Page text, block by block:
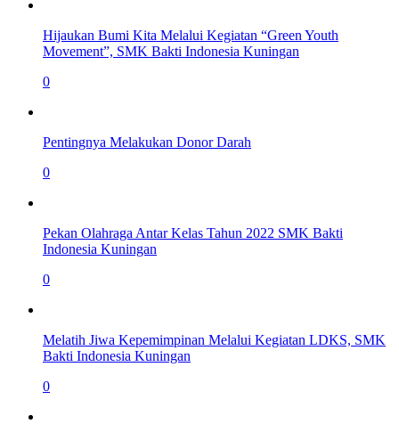
Hijaukan Bumi Kita Melalui Kegiatan “Green Youth
Movement”, SMK Bakti Indonesia Kuningan
0
Pentingnya Melakukan Donor Darah
0
Pekan Olahraga Antar Kelas Tahun 2022 SMK Bakti
Indonesia Kuningan
0
Melatih Jiwa Kepemimpinan Melalui Kegiatan LDKS, SMK
Bakti Indonesia Kuningan
0